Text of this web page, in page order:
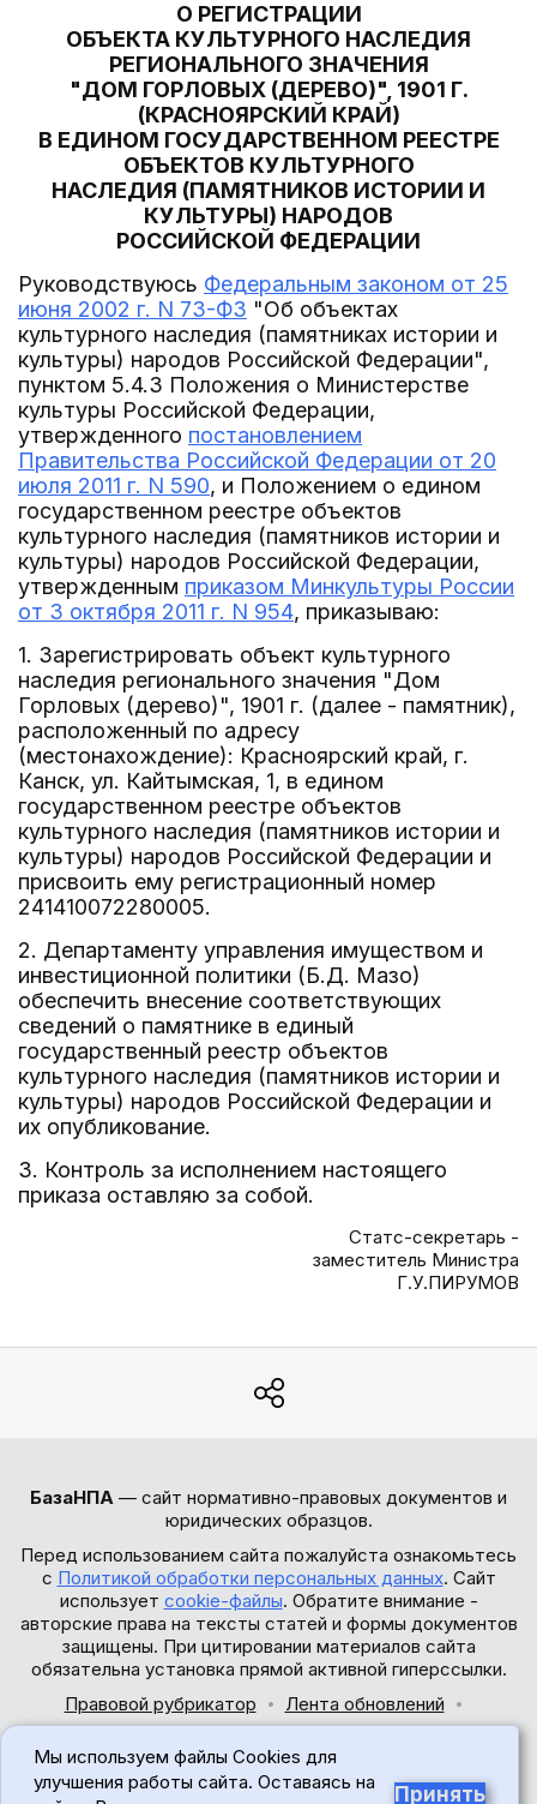
О РЕГИСТРАЦИИ
ОБЪЕКТА КУЛЬТУРНОГО НАСЛЕДИЯ
РЕГИОНАЛЬНОГО ЗНАЧЕНИЯ
"ДОМ ГОРЛОВЫХ (ДЕРЕВО)", 1901 Г.
(КРАСНОЯРСКИЙ КРАЙ)
В ЕДИНОМ ГОСУДАРСТВЕННОМ РЕЕСТРЕ
ОБЪЕКТОВ КУЛЬТУРНОГО
НАСЛЕДИЯ (ПАМЯТНИКОВ ИСТОРИИ И
КУЛЬТУРЫ) НАРОДОВ
РОССИЙСКОЙ ФЕДЕРАЦИИ
Руководствуюсь Федеральным законом от 25
июня 2002 г. N 73-ФЗ "Об объектах
культурного наследия (памятниках истории и
культуры) народов Российской Федерации",
пунктом 5.4.3 Положения о Министерстве
культуры Российской Федерации,
утвержденного постановлением
Правительства Российской Федерации от 20
июля 2011 г. N 590, и Положением о едином
государственном реестре объектов
культурного наследия (памятников истории и
культуры) народов Российской Федерации,
утвержденным приказом Минкультуры России
от 3 октября 2011 г. N 954, приказываю:
1. Зарегистрировать объект культурного
наследия регионального значения "Дом
Горловых (дерево)", 1901 г. (далее - памятник),
расположенный по адресу
(местонахождение): Красноярский край, г.
Канск, ул. Кайтымская, 1, в едином
государственном реестре объектов
культурного наследия (памятников истории и
культуры) народов Российской Федерации и
присвоить ему регистрационный номер
241410072280005.
2. Департаменту управления имуществом и
инвестиционной политики (Б.Д. Мазо)
обеспечить внесение соответствующих
сведений о памятнике в единый
государственный реестр объектов
культурного наследия (памятников истории и
культуры) народов Российской Федерации и
их опубликование.
3. Контроль за исполнением настоящего
приказа оставляю за собой.
Статс-секретарь -
заместитель Министра
Г.У.ПИРУМОВ
БазаНПА — сайт нормативно-правовых документов и
юридических образцов.
Перед использованием сайта пожалуйста ознакомьтесь
с Политикой обработки персональных данных. Сайт
использует cookie-файлы. Обратите внимание -
авторские права на тексты статей и формы документов
защищены. При цитировании материалов сайта
обязательна установка прямой активной гиперссылки.
Правовой рубрикатор
Лента обновлений
© 2017-2026
Мы используем файлы Cookies для
улучшения работы сайта. Оставаясь на
Принять